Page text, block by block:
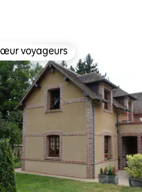
voyageurs
voyageurs